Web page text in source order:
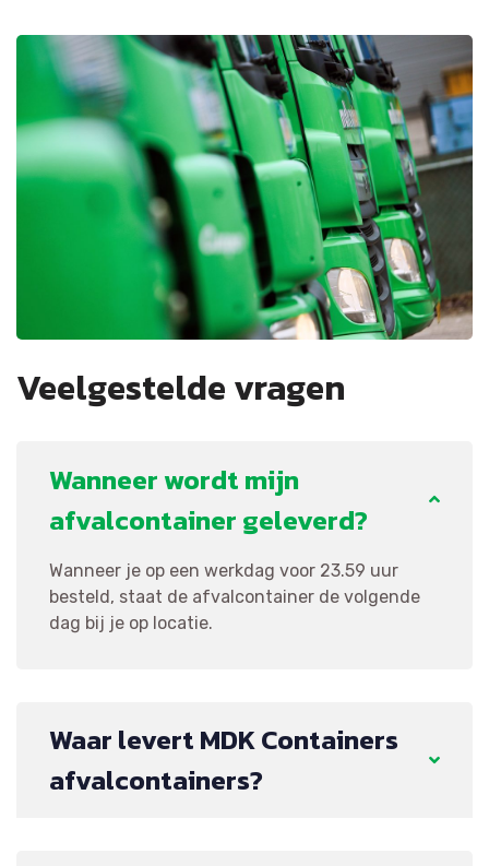
Veelgestelde vragen
Wanneer wordt mijn
afvalcontainer geleverd?
Wanneer je op een werkdag voor 23.59 uur
besteld, staat de afvalcontainer de volgende
dag bij je op locatie.
Waar levert MDK Containers
afvalcontainers?